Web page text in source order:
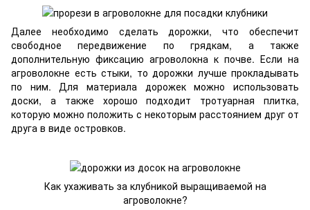
Далее необходимо сделать дорожки, что обеспечит
свободное передвижение по грядкам, а также
дополнительную фиксацию агроволокна к почве. Если на
агроволокне есть стыки, то дорожки лучше прокладывать
по ним. Для материала дорожек можно использовать
доски, а также хорошо подходит тротуарная плитка,
которую можно положить с некоторым расстоянием друг от
друга в виде островков.
Как ухаживать за клубникой выращиваемой на
агроволокне?